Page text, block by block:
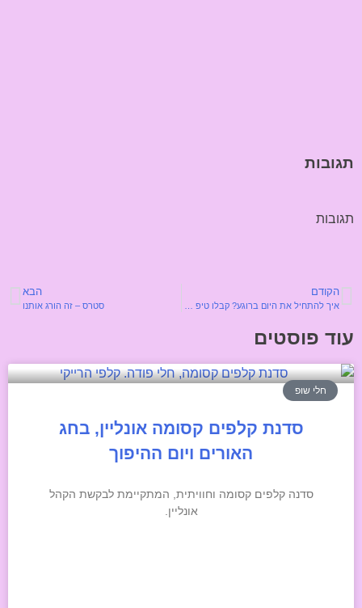
תגובות
תגובות
הקודם הבא
סטרס – זה הורג אותנו
עוד פוסטים
חלי שופ
סדנת קלפים קסומה אונליין, בחג
האורים ויום ההיפוך
סדנה קלפים קסומה וחוויתית, המתקיימת לבקשת הקהל
אונליין.